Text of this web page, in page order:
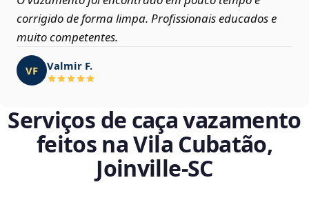
corrigido de forma limpa. Profissionais educados e
muito competentes.
VF Valmir F.
Serviços de caça vazamento
feitos na Vila Cubatão,
Joinville‑SC